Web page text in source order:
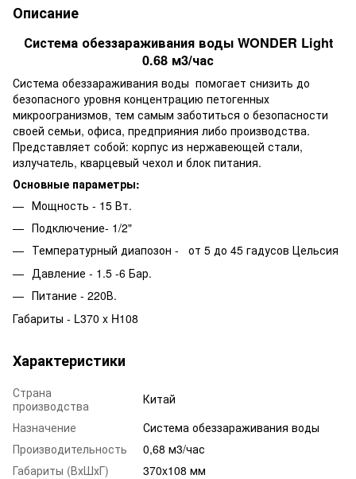
Описание
Система обеззараживания воды WONDER Light
0.68 м3/час
Система обеззараживания воды помогает снизить до
безопасного уровня концентрацию петогенных
микроогранизмов, тем самым заботиться о безопасности
своей семьи, офиса, предприяния либо производства.
Представляет собой: корпус из нержавеющей стали,
излучатель, кварцевый чехол и блок питания.
Основные параметры:
Мощность - 15 Вт.
Подключение- 1/2"
Температурный диапозон - от 5 до 45 гадусов Цельсия
Давление - 1.5 -6 Бар.
Питание - 220В.
Габариты - L370 x H108
Характеристики
Страна
производства
Китай
Назначение
Система обеззараживания воды
Производительность
0,68 м3/час
Габариты (ВхШхГ)
370x108 мм